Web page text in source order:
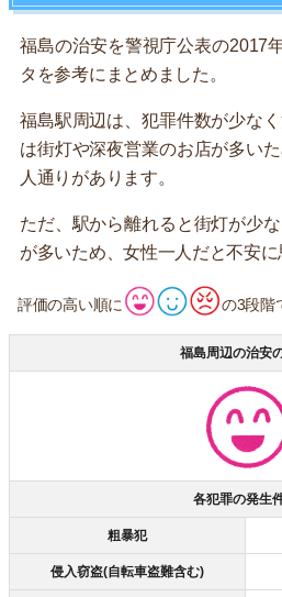
福島の治安を警視庁公表の2017
タを参考にまとめました。
福島駅周辺は、犯罪件数が少な
は街灯や深夜営業のお店が多い
人通りがあります。
ただ、駅から離れると街灯が少
が多いため、女性一人だと不安に
評価の高い順に の3段階
福島周辺の治安
各犯罪の発生
粗暴犯
侵入窃盗(自転車盗難含む)